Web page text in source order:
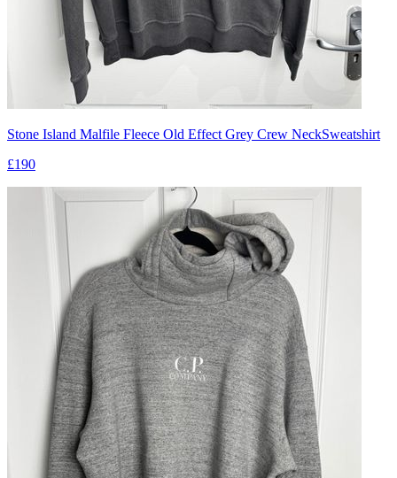
Stone Island Malfile Fleece Old Effect Grey Crew NeckSweatshirt
£190